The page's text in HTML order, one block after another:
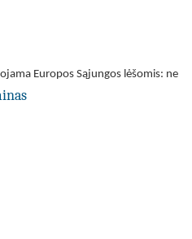
Europos Sąjungos lėšomis: ne